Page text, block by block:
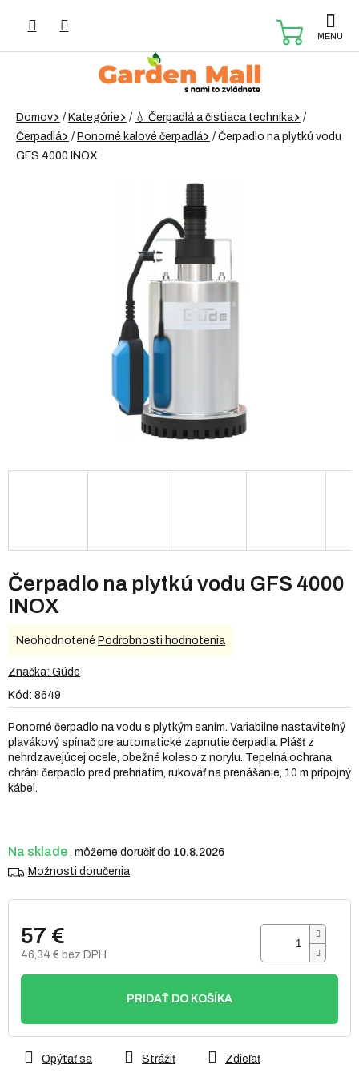
Domov / Kategórie / 💧 Čerpadlá a čistiaca technika
/
Čerpadlá
/ Ponorné kalové čerpadlá / Čerpadlo na plytkú vodu
GFS 4000 INOX
Čerpadlo na plytkú vodu GFS 4000
INOX
Kód: 8649
Na sklade
10.8.2026
Možnosti doručenia
57 €
46,34 € bez DPH
Jednotková
PRIDAŤ DO KOŠÍKA
Ponorné čerpadlo na vodu s plytkým saním. Variabilne nastaviteľný
plavákový spínač pre automatické zapnutie čerpadla. Plášť z
nehrdzavejúcej ocele, obežné koleso z norylu. Tepelná ochrana
chráni čerpadlo pred prehriatím, rukoväť na prenášanie, 10 m prípojný
kábel.
Opýtať sa Strážiť Zdieľať
Priemerné
produktu
0,0
5
hviezdičiek.
Neohodnotené Podrobnosti hodnotenia
Značka: Güde